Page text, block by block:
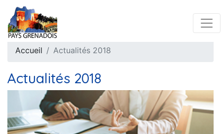
Accueil Actualités 2018
Actualités 2018